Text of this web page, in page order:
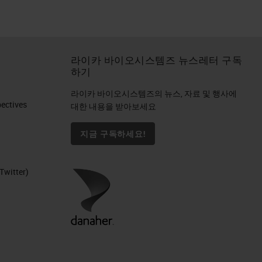
라이카 바이오시스템즈 뉴스레터 구독
하기
라이카 바이오시스템즈의 뉴스, 자료 및 행사에
대한 내용을 받아보세요
지금 구독하세요!